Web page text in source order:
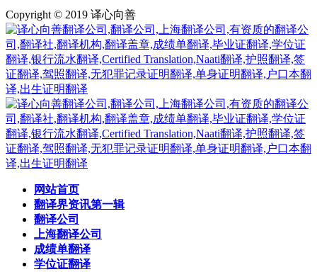
Copyright © 2019 译心向善
网站首页
翻译界资讯第一辑
翻译公司
上海翻译公司
成绩单翻译
学位证翻译